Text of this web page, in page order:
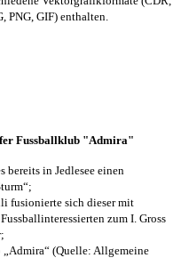
PNG, GIF) enthalten.
Fussballklub "Admira"
bereits in Jedlesee einen
fusionierte sich dieser mit
zum I. Gross
;
(Quelle: Allgemeine